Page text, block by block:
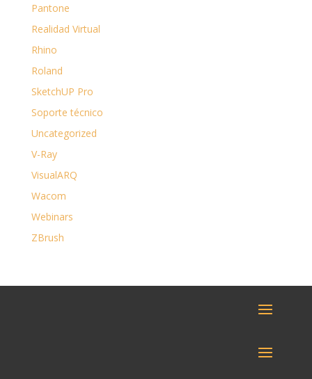
Pantone
Realidad Virtual
Rhino
Roland
SketchUP Pro
Soporte técnico
Uncategorized
V-Ray
VisualARQ
Wacom
Webinars
ZBrush